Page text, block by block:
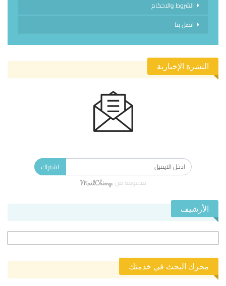
الشروط والاحكام
اتصل بنا
النشرة الإخبارية
اشتراك
مدعومة من
الأرشيف
محرك البحث في خدمتك